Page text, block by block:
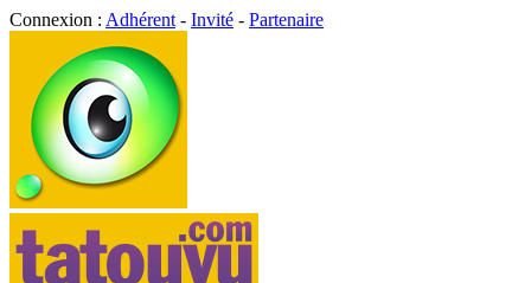
Connexion : Adhérent - Invité - Partenaire